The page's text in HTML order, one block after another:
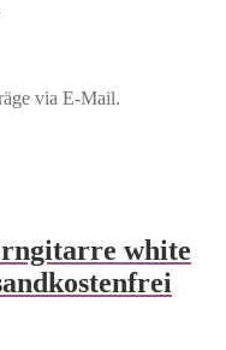
via E-Mail.
white